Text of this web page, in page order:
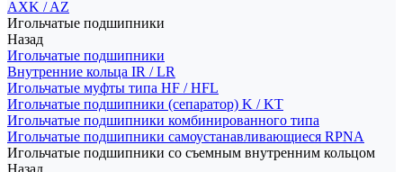
AXK / AZ
Игольчатые подшипники
Назад
Игольчатые подшипники
Внутренние кольца IR / LR
Игольчатые муфты типа HF / HFL
Игольчатые подшипники (сепаратор) K / KT
Игольчатые подшипники комбинированного типа
Игольчатые подшипники самоустанавливающиеся RPNA
Игольчатые подшипники со съемным внутренним кольцом
Назад